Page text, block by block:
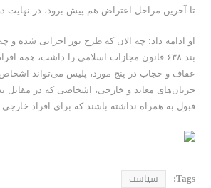
تا آخرین مراحل اعتراض هم پیش برود، در نهایت
او ادامه داد: چه الان که طرح نور اجرایی شده
بند ۶۳۸ قانون مجازات اسلامی را داشت،
عفاف و حجاب در پنج مورد، پلیس می‌تواند اشخاص
جریان‌های معاند و خارجی، اشخاصی که در مقابل
قبول به همراه نداشته باشند که برای افراد
Tags: سیاست